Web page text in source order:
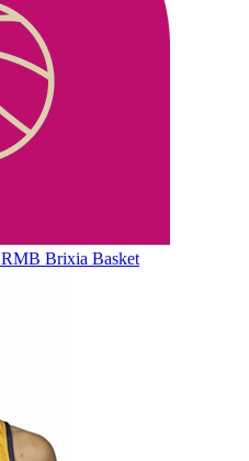
RMB Brixia Basket